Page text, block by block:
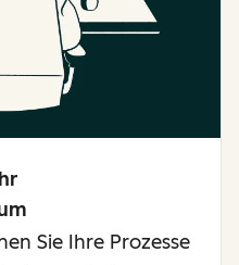
Sie Ihre Prozesse